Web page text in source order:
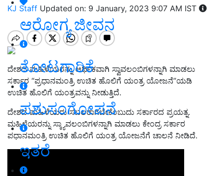
ಆರೋಗ್ಯ ಜೀವನ
ತೋಟಗಾರಿಕೆ
ಪಶುಸಂಗೋಪನೆ
ಇತರೆ
KJ Staff Updated on: 9 January, 2023 9:07 AM IST
ದೇಶದ ಮಹಿಳೆಯರನ್ನು ಆರ್ಥಿಕವಾಗಿ ಸ್ವಾವಲಂಬಿಗಳನ್ನಾಗಿ ಮಾಡಲು
ಸರ್ಕಾರ “ಪ್ರಧಾನಮಂತ್ರಿ ಉಚಿತ ಹೊಲಿಗೆ ಯಂತ್ರ ಯೋಜನೆ”ಯಡಿ
ಉಚಿತ ಹೊಲಿಗೆ ಯಂತ್ರವನ್ನು ನೀಡುತ್ತಿದೆ.
ದೇಶದ ಮಹಿಳೆಯರು ಸಬಲರಾಗಬೇಕೆಂಬುದು ಸರ್ಕಾರದ ಪ್ರಯತ್ನ.
ಮಹಿಳೆಯರನ್ನು ಸ್ಕ್ಯಾವಲಂಬಿಗಳನ್ನಾಗಿ ಮಾಡಲು ಕೇಂದ್ರ ಸರ್ಕಾರ
ಪಧಾನಮಂತ್ರಿ ಉಚಿತ ಹೊಲಿಗೆ ಯಂತ್ರ ಯೋಜನೆಗೆ ಚಾಲನೆ ನೀಡಿದೆ.